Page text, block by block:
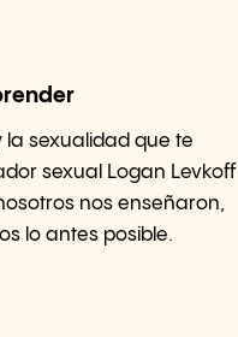
la sexualidad que te
sexual Logan Levkoff
nos enseñaron,
lo antes posible.